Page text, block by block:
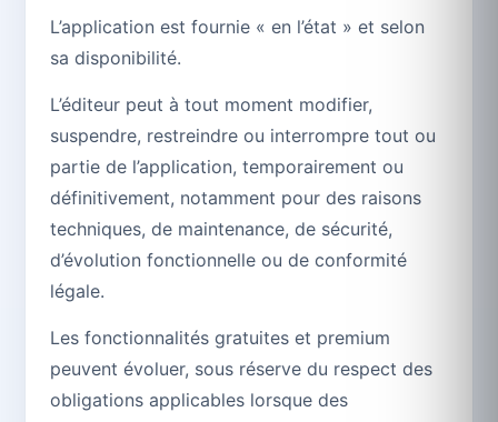
L’application est fournie « en l’état » et selon
sa disponibilité.
L’éditeur peut à tout moment modifier,
suspendre, restreindre ou interrompre tout ou
partie de l’application, temporairement ou
définitivement, notamment pour des raisons
techniques, de maintenance, de sécurité,
d’évolution fonctionnelle ou de conformité
légale.
Les fonctionnalités gratuites et premium
peuvent évoluer, sous réserve du respect des
obligations applicables lorsque des